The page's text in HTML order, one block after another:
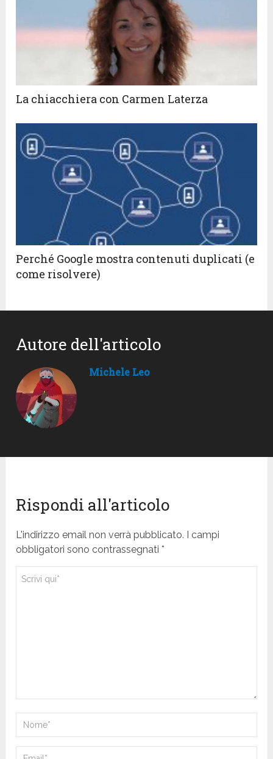
La chiacchiera con Carmen Laterza
Perché Google mostra contenuti duplicati (e
come risolvere)
Autore dell'articolo
Michele Leo
Rispondi all'articolo
L'indirizzo email non verrà pubblicato. I campi
obbligatori sono contrassegnati *